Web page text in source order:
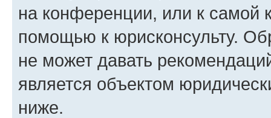
на конференции, или к самой
помощью к юрисконсульту.
не может давать
является объектом
ниже.